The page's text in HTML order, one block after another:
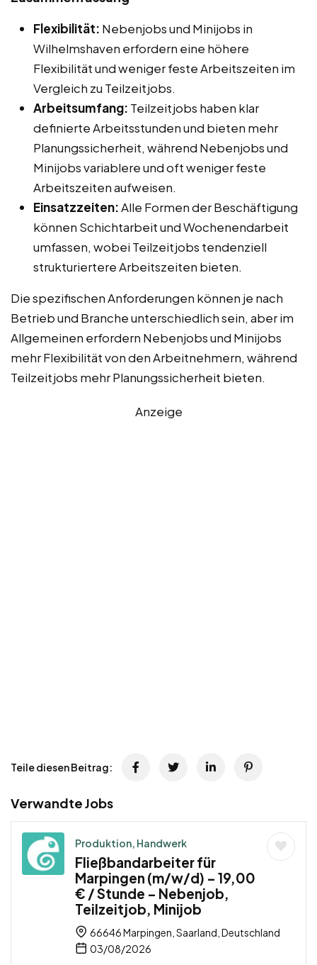
Flexibilität: Nebenjobs und Minijobs in
Wilhelmshaven erfordern eine höhere
Flexibilität und weniger feste Arbeitszeiten im
Vergleich zu Teilzeitjobs.
Arbeitsumfang: Teilzeitjobs haben klar
definierte Arbeitsstunden und bieten mehr
Planungssicherheit, während Nebenjobs und
Minijobs variablere und oft weniger feste
Arbeitszeiten aufweisen.
Einsatzzeiten:Alle Formen der Beschäftigung
können Schichtarbeit und Wochenendarbeit
umfassen, wobei Teilzeitjobs tendenziell
strukturiertere Arbeitszeiten bieten.
Die spezifischen Anforderungen können je nach
Betrieb und Branche unterschiedlich sein, aber im
Allgemeinen erfordern Nebenjobs und Minijobs
mehr Flexibilität von den Arbeitnehmern, während
Teilzeitjobs mehr Planungssicherheit bieten.
Anzeige
Teile diesen Beitrag:
Verwandte Jobs
Produktion, Handwerk
Fließbandarbeiter für
Marpingen (m/w/d) – 19,00
€ / Stunde – Nebenjob,
Teilzeitjob, Minijob
66646 Marpingen, Saarland, Deutschland
03/08/2026